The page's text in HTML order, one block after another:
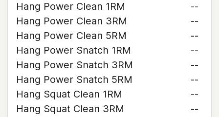
Hang Power Clean 1RM
--
Hang Power Clean 3RM
--
Hang Power Clean 5RM
--
Hang Power Snatch 1RM
--
Hang Power Snatch 3RM
--
Hang Power Snatch 5RM
--
Hang Squat Clean 1RM
--
Hang Squat Clean 3RM
--